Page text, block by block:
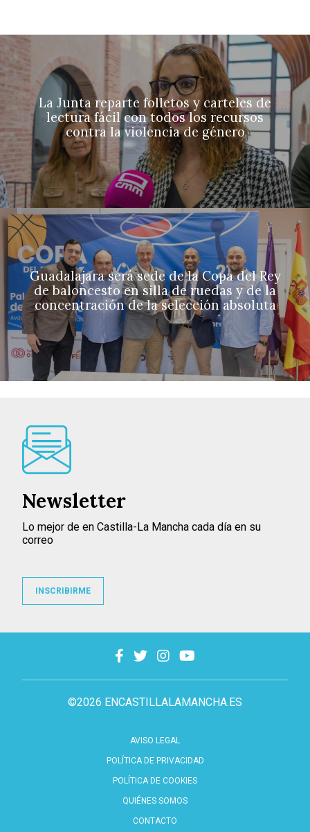
La Junta reparte folletos y carteles de
lectura fácil con todos los recursos
contra la violencia de género
Guadalajara será sede de la Copa del Rey
de baloncesto en silla de ruedas y de la
concentración de la selección absoluta
©2026 ENCASTILLALAMANCHA.ES
AVISO LEGAL
POLÍTICA DE PRIVACIDAD
POLÍTICA DE COOKIES
QUIÉNES SOMOS
CONTACTO
Newsletter
Lo mejor de en Castilla-La Mancha cada día en su
correo
INSCRIBIRME